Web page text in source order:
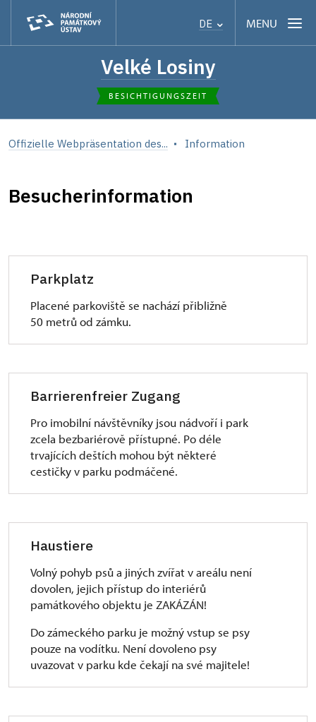
DE MENU
Velké Losiny
BESICHTIGUNGSZEIT
Offizielle Webpräsentation des... Information
Besucherinformation
Parkplatz
Placené parkoviště se nachází přibližně
50 metrů od zámku.
Barrierenfreier Zugang
Pro imobilní návštěvníky jsou nádvoří i park
zcela bezbariérově přístupné. Po déle
trvajících deštích mohou být některé
cestičky v parku podmáčené.
Haustiere
Volný pohyb psů a jiných zvířat v areálu není
dovolen, jejich přístup do interiérů
památkového objektu je ZAKÁZÁN!
Do zámeckého parku je možný vstup se psy
pouze na vodítku. Není dovoleno psy
uvazovat v parku kde čekají na své majitele!